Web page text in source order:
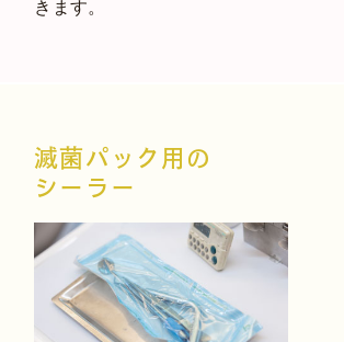
きます。
滅菌パック用の
シーラー